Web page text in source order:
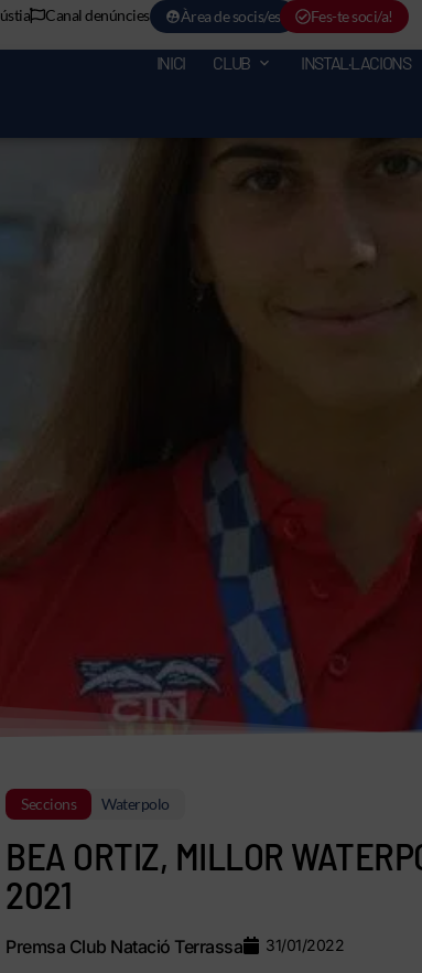
Canal denúncies Àrea de socis/es Fes-te soci/a!
INICI CLUB INSTAL·LACIONS
Seccions Waterpolo
BEA ORTIZ, MILLOR
2021
Premsa Club Natació Terrassa 31/01/2022